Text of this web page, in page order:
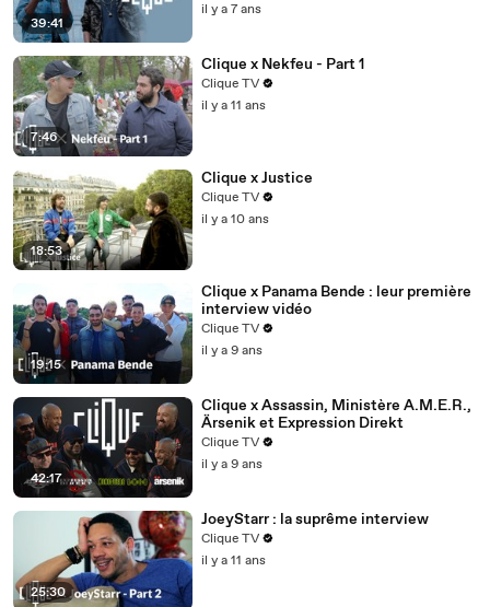
39:41
il y a 7 ans
7:46
Clique x Nekfeu - Part 1
Clique TV
il y a 11 ans
18:53
Clique x Justice
Clique TV
il y a 10 ans
19:15
Clique x Panama Bende : leur première
interview vidéo
Clique TV
il y a 9 ans
42:17
Clique x Assassin, Ministère A.M.E.R.,
Ärsenik et Expression Direkt
Clique TV
il y a 9 ans
25:30
JoeyStarr : la suprême interview
Clique TV
il y a 11 ans